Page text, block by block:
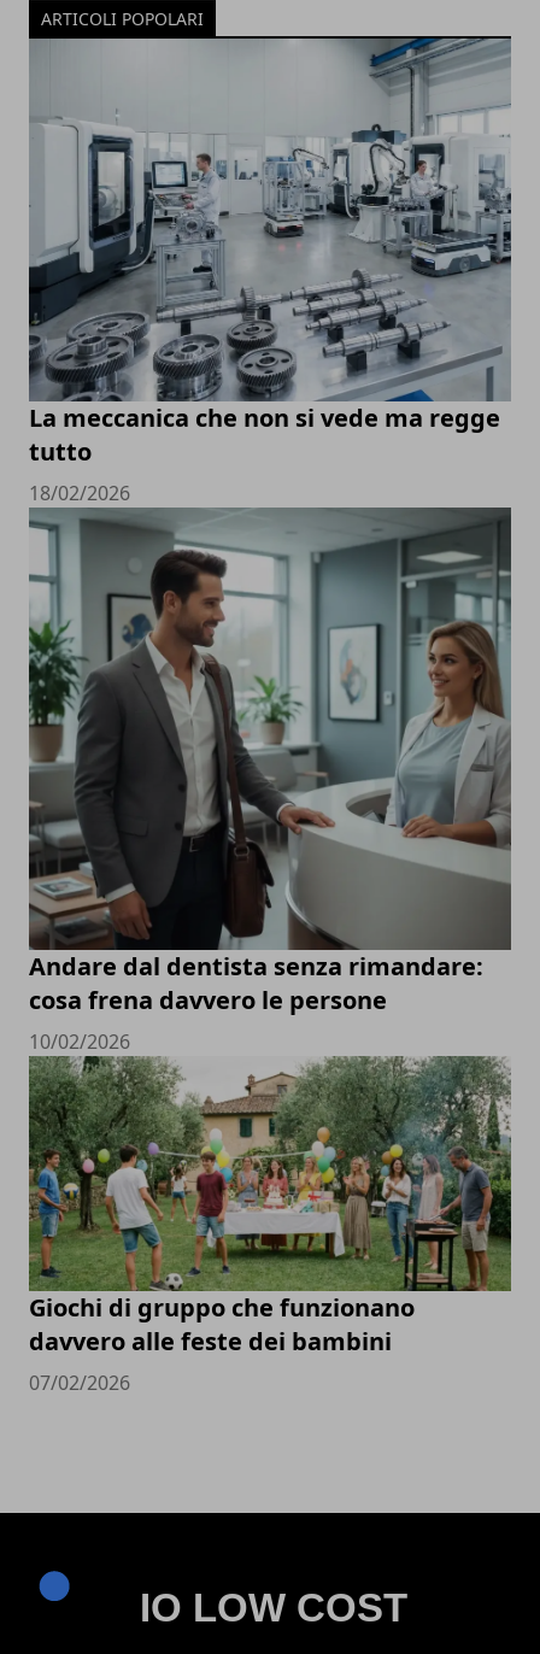
ARTICOLI POPOLARI
La meccanica che non si vede ma regge
tutto
18/02/2026
Andare dal dentista senza rimandare:
cosa frena davvero le persone
10/02/2026
Giochi di gruppo che funzionano
davvero alle feste dei bambini
07/02/2026